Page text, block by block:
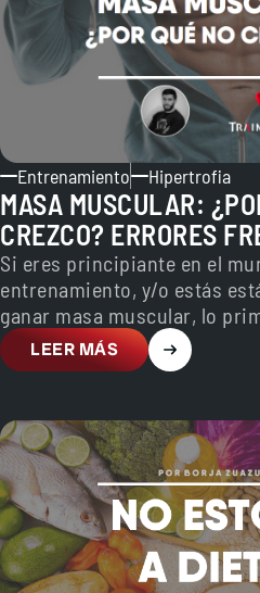
Entrenamiento Hipertrofia
MASA MUSCULAR:
CREZCO? ERRORES
Si eres principiante en el
entrenamiento, y/o estás
ganar masa muscular, lo
saber es que debes…
LEER MÁS